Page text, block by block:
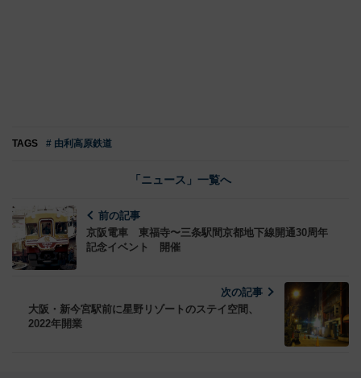
TAGS # 由利高原鉄道
「ニュース」一覧へ
前の記事
京阪電車 東福寺〜三条駅間京都地下線開通30周年
記念イベント 開催
次の記事
大阪・新今宮駅前に星野リゾートのステイ空間、
2022年開業